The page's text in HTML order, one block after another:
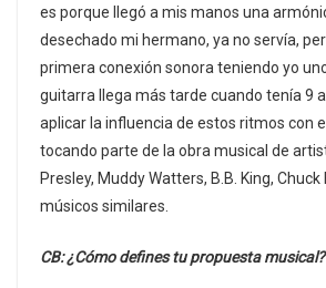
es porque llegó a mis manos una
desechado mi hermano, ya no servía,
primera conexión sonora teniendo yo
guitarra llega más tarde cuando tenía 9
aplicar la influencia de estos ritmos con
tocando parte de la obra musical de
Presley, Muddy Watters, B.B. King,
músicos similares.
CB: ¿Cómo defines tu propuesta musical?